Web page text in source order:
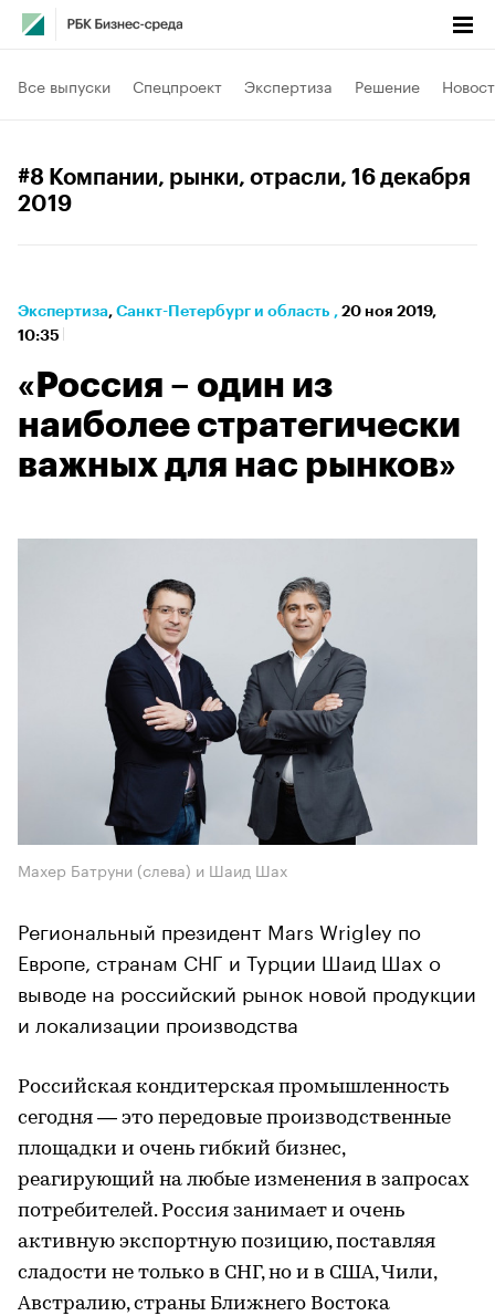
Все выпуски Спецпроект Экспертиза Решение
#8 Компании, рынки, отрасли, 16 декабря
2019
Экспертиза⁠, Санкт-Петербург и область , 20 ноя 2019,
10:35
«Россия – один из
наиболее стратегически
важных для нас рынков»
Махер Батруни (слева) и Шаид Шах
Региональный президент Mars Wrigley по
Европе, странам СНГ и Турции Шаид Шах о
выводе на российский рынок новой продукции
и локализации производства
Российская кондитерская промышленность
сегодня — это передовые производственные
площадки и очень гибкий бизнес,
реагирующий на любые изменения в запросах
потребителей. Россия занимает и очень
активную экспортную позицию, поставляя
сладости не только в СНГ, но и в США, Чили,
Австралию, страны Ближнего Востока